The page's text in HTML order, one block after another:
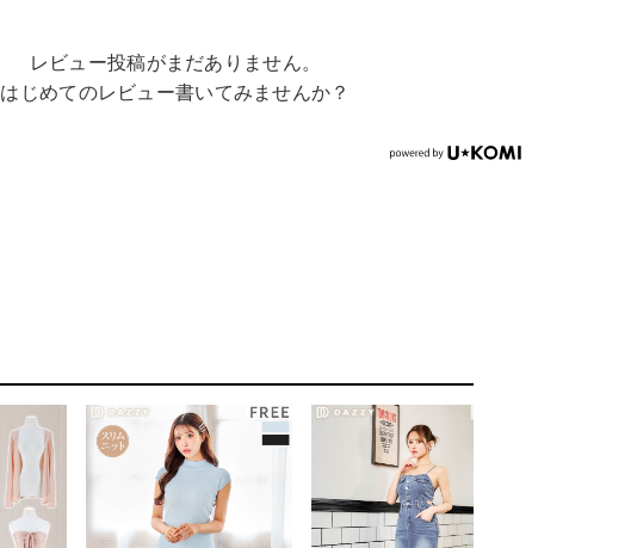
レビュー投稿がまだありません。
はじめてのレビュー書いてみませんか？